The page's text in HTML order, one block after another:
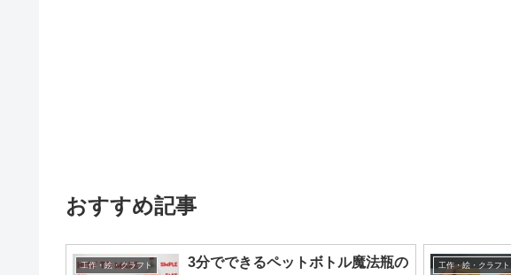
おすすめ記事
工作・絵・クラフト
3分でできるペットボトル魔法瓶の
工作・絵・クラフト